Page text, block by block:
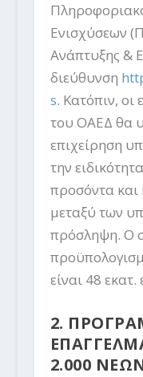
Ενισχύσεων
Ανάπτυξης &
διεύθυνση
s. Κατόπιν, οι
του ΟΑΕΔ θα
επιχείρηση
την
προσόντα και
μεταξύ των
πρόσληψη. Ο
είναι 48
2.
2.000